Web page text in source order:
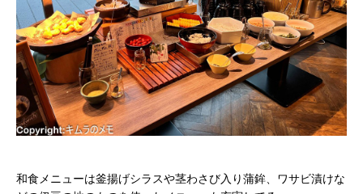
和食メニューは釜揚げシラスや茎わさび入り蒲鉾、ワサビ漬けな